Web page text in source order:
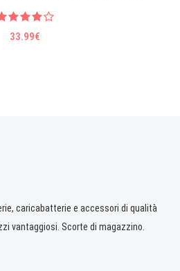
33.99€
caricabatterie e accessori di qualità
vantaggiosi. Scorte di magazzino.